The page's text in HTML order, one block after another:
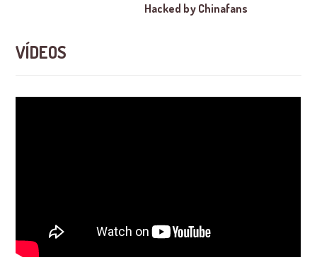
Hacked by Chinafans
VÍDEOS